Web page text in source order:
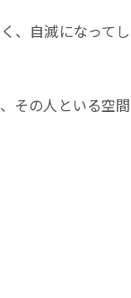
、自滅になって
その人といる空